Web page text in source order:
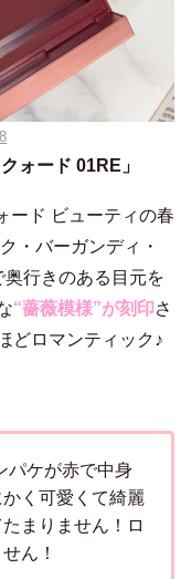
ォード 01RE」
ード ビューティの春
・バーガンディ・
行きのある目元を
“薔薇模様”が刻印さ
どロマンティック♪
パケが赤で中身
く可愛くて綺麗
まりません！ロ
ん！